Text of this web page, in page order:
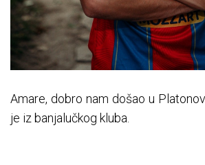
Amare, dobro nam došao u
je iz banjalučkog kluba.